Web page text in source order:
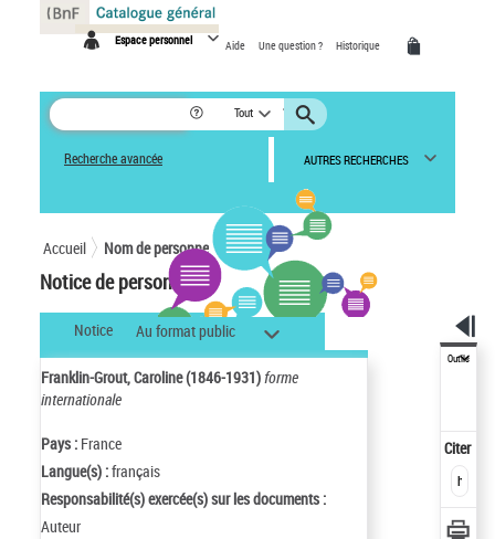
Espace personnel Aide Une question ? Historique
Tout
Recherche avancée AUTRES RECHERCHES
Accueil Nom de personne
Notice de personne
Notice Au format public
Franklin-Grout, Caroline (1846-1931)forme
internationale
Pays : France
Langue(s) :français
Responsabilité(s) exercée(s) sur les documents :
Auteur
Outils
Citer
Panneau de gestion des cookies